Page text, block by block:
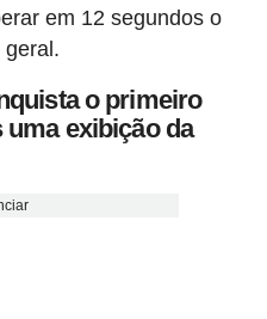
em 12 segundos o
geral.
o primeiro
uma exibição da